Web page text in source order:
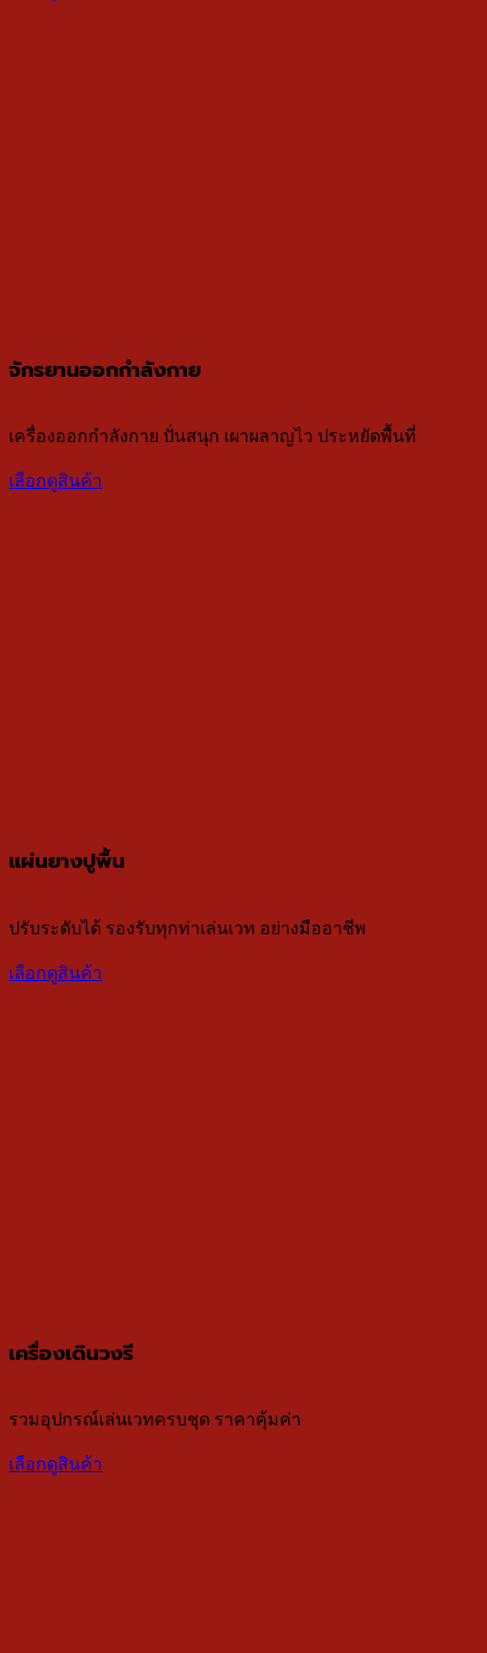
จักรยานออกกำลังกาย
เครื่องออกกำลังกาย ปั่นสนุก เผาผลาญไว ประหยัดพื้นที่
เลือกดูสินค้า
แผ่นยางปูพื้น
ปรับระดับได้ รองรับทุกท่าเล่นเวท อย่างมืออาชีพ
เลือกดูสินค้า
เครื่องเดินวงรี
รวมอุปกรณ์เล่นเวทครบชุด ราคาคุ้มค่า
เลือกดูสินค้า